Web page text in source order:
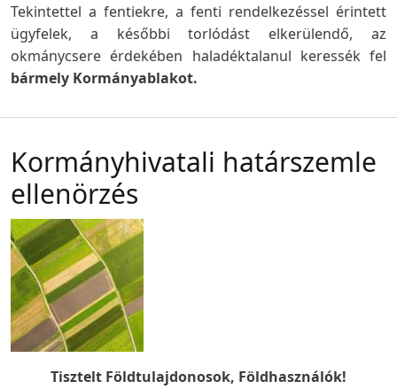
Tekintettel a fentiekre, a fenti rendelkezéssel érintett
ügyfelek, a későbbi torlódást elkerülendő, az
okmánycsere érdekében haladéktalanul keressék fel
bármely Kormányablakot.
Kormányhivatali határszemle
ellenörzés
Tisztelt Földtulajdonosok, Földhasználók!